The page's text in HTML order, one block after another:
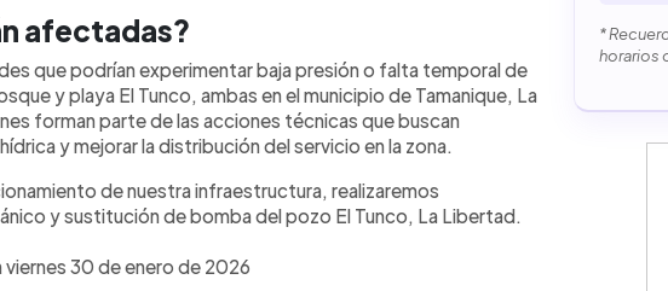
hídrica y optimizar la distribución del
y mantenerse informado a través de los canales
afectadas?
que podrían experimentar baja presión o falta temporal de
y playa El Tunco, ambas en el municipio de Tamanique, La
forman parte de las acciones técnicas que buscan
y mejorar la distribución del servicio en la zona.
de nuestra infraestructura, realizaremos
y sustitución de bomba del pozo El Tunco, La Libertad.
30 de enero de 2026
*
horarios